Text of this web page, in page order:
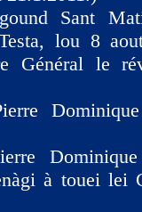
Sant
lou 8
Général le
à touei lei